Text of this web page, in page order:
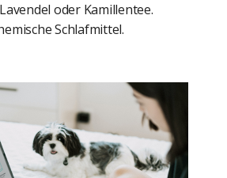
oder Kamillentee.
Schlafmittel.